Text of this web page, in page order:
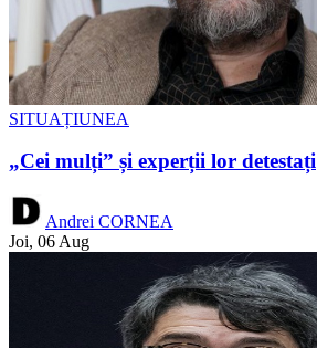
SITUAȚIUNEA
„Cei mulți” și experții lor detestați
Andrei CORNEA
Joi, 06 Aug